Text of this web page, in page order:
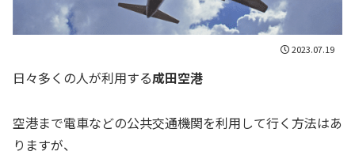
2023.07.19
日々多くの人が利用する成田空港
空港まで電車などの公共交通機関を利用して行く方法はあ
りますが、